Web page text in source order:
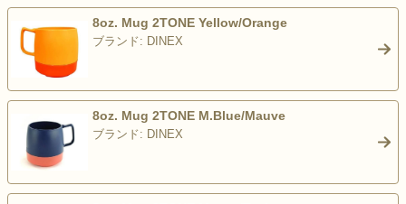
8oz. Mug 2TONE Yellow/Orange
ブランド: DINEX
8oz. Mug 2TONE M.Blue/Mauve
ブランド: DINEX